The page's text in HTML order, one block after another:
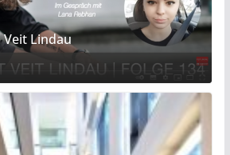
Veit Lindau